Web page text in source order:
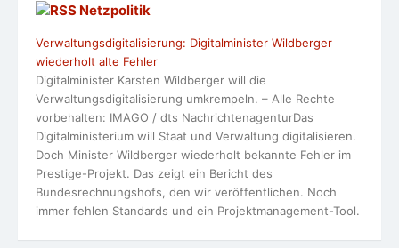
Netzpolitik
Verwaltungsdigitalisierung: Digitalminister Wildberger
wiederholt alte Fehler
Digitalminister Karsten Wildberger will die
Verwaltungsdigitalisierung umkrempeln. – Alle Rechte
vorbehalten: IMAGO / dts NachrichtenagenturDas
Digitalministerium will Staat und Verwaltung digitalisieren.
Doch Minister Wildberger wiederholt bekannte Fehler im
Prestige-Projekt. Das zeigt ein Bericht des
Bundesrechnungshofs, den wir veröffentlichen. Noch
immer fehlen Standards und ein Projektmanagement-Tool.